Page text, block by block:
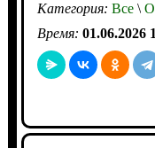
Категория: Все\
Время: 01.06.2026